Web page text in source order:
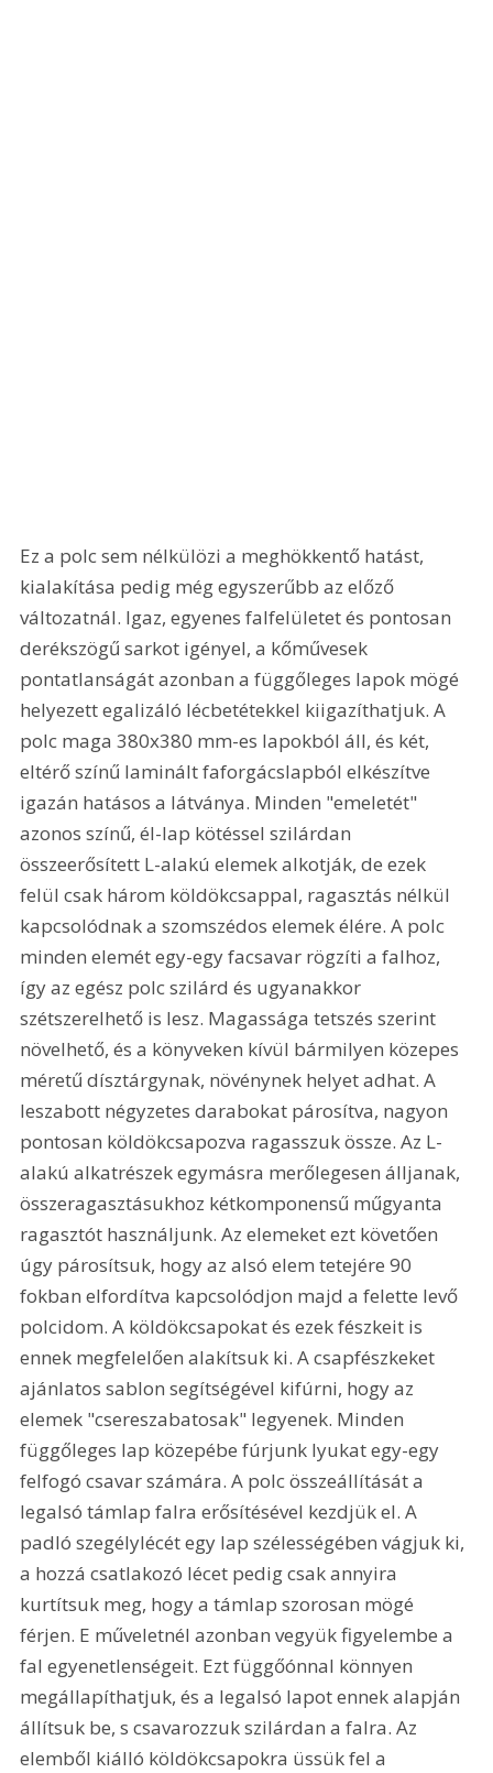
Ez a polc sem nélkülözi a meghökkentő hatást,
kialakítása pedig még egyszerűbb az előző
változatnál. Igaz, egyenes falfelületet és pontosan
derékszögű sarkot igényel, a kőművesek
pontatlanságát azonban a függőleges lapok mögé
helyezett egalizáló lécbetétekkel kiigazíthatjuk. A
polc maga 380x380 mm-es lapokból áll, és két,
eltérő színű laminált faforgácslapból elkészítve
igazán hatásos a látványa. Minden "emeletét"
azonos színű, él-lap kötéssel szilárdan
összeerősített L-alakú elemek alkotják, de ezek
felül csak három köldökcsappal, ragasztás nélkül
kapcsolódnak a szomszédos elemek élére. A polc
minden elemét egy-egy facsavar rögzíti a falhoz,
így az egész polc szilárd és ugyanakkor
szétszerelhető is lesz. Magassága tetszés szerint
növelhető, és a könyveken kívül bármilyen közepes
méretű dísztárgynak, növénynek helyet adhat. A
leszabott négyzetes darabokat párosítva, nagyon
pontosan köldökcsapozva ragasszuk össze. Az L-
alakú alkatrészek egymásra merőlegesen álljanak,
összeragasztásukhoz kétkomponensű műgyanta
ragasztót használjunk. Az elemeket ezt követően
úgy párosítsuk, hogy az alsó elem tetejére 90
fokban elfordítva kapcsolódjon majd a felette levő
polcidom. A köldökcsapokat és ezek fészkeit is
ennek megfelelően alakítsuk ki. A csapfészkeket
ajánlatos sablon segítségével kifúrni, hogy az
elemek "csereszabatosak" legyenek. Minden
függőleges lap közepébe fúrjunk lyukat egy-egy
felfogó csavar számára. A polc összeállítását a
legalsó támlap falra erősítésével kezdjük el. A
padló szegélylécét egy lap szélességében vágjuk ki,
a hozzá csatlakozó lécet pedig csak annyira
kurtítsuk meg, hogy a támlap szorosan mögé
férjen. E műveletnél azonban vegyük figyelembe a
fal egyenetlenségeit. Ezt függőónnal könnyen
megállapíthatjuk, és a legalsó lapot ennek alapján
állítsuk be, s csavarozzuk szilárdan a falra. Az
elemből kiálló köldökcsapokra üssük fel a